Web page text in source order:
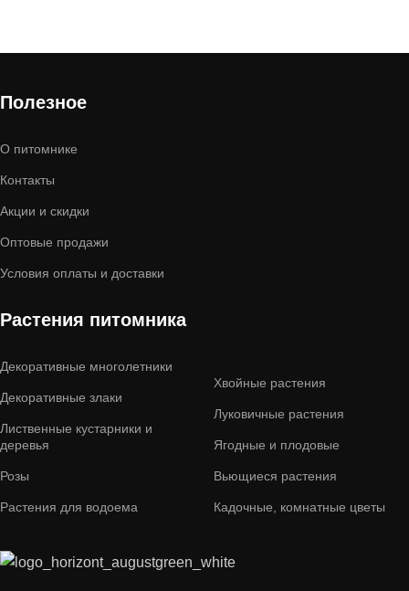
Полезное
О питомнике
Контакты
Акции и скидки
Оптовые продажи
Условия оплаты и доставки
Растения питомника
Декоративные многолетники
Декоративные злаки
Лиственные кустарники и
деревья
Розы
Растения для водоема
Хвойные растения
Луковичные растения
Ягодные и плодовые
Вьющиеся растения
Кадочные, комнатные цветы